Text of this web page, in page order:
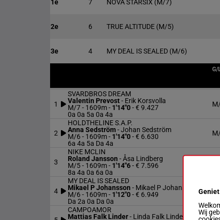
1e 7 NOVA STARSIX (M/7)
2e 6 TRUE ALTITUDE (M/5)
3e 4 MY DEAL IS SEALED (M/6)
G/
1
SVARDBROS DREAM
Valentin Prevost- Erik Korsvolla
M/7 - 1609m- 1'14"0- € 9.427
0a 0a 5a 0a 4a
2
HOLDTHELINE S.A.P.
Anna Sedström-Johan Sedström
M/6 - 1609m- 1'14"0- € 6.630
6a 4a 5a Da 4a
3
NIKE MCLIN
Roland Jansson -Åsa Lindberg
M/5 - 1609m- 1'14"6- € 7.596
8a 4a 0a 6a 0a
4
MY DEAL IS SEALED
Mikael P Johansson - Mikael P Johansson
M/6 - 1609m- 1'12"0- € 6.949
Da 2a 0a Da 0a
CAMPOAMOR
Mattias Falk Linder- Linda Falk Linder
Wij